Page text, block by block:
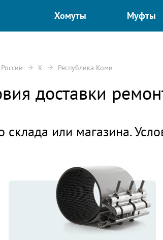
Хомуты Муфты
К Республика Коми
доставки
или магазина.